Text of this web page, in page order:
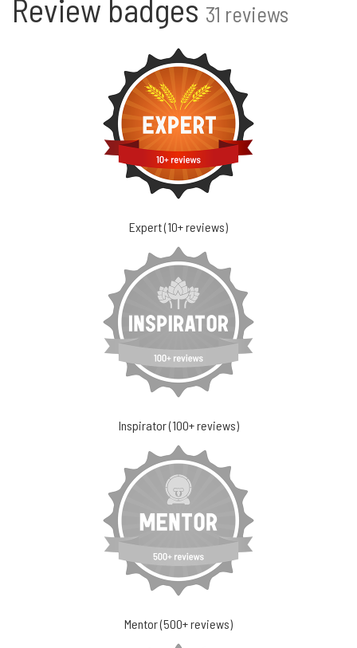
Review badges 31 reviews
Expert (10+ reviews)
Inspirator (100+ reviews)
Mentor (500+ reviews)